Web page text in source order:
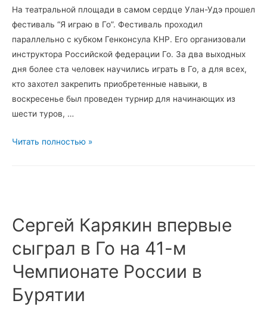
(вэйци)
На театральной площади в самом сердце Улан-Удэ прошел
фестиваль “Я играю в Го”. Фестиваль проходил
параллельно с кубком Генконсула КНР. Его организовали
инструктора Российской федерации Го. За два выходных
дня более ста человек научились играть в Го, а для всех,
кто захотел закрепить приобретенные навыки, в
воскресенье был проведен турнир для начинающих из
шести туров, …
В
в
Го”.
Читать полностью »
Сергей Карякин впервые
сыграл в Го на 41-м
Чемпионате России в
Бурятии